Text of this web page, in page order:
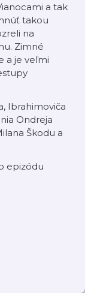
a tak
takou
na
Zimné
a je veľmi
Ibrahimoviča
Ondreja
Škodu a
epizódu